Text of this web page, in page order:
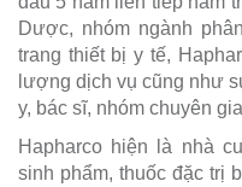
Dược, nhóm ngành
trang thiết bị y tế,
lượng dịch vụ cũng như
y, bác sĩ, nhóm chuyên
Hapharco hiện là nhà
sinh phẩm, thuốc đặc trị